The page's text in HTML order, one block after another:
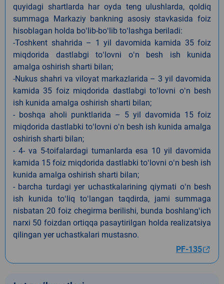
quyidagi shartlarda har oyda teng ulushlarda, qoldiq
summaga Markaziy bankning asosiy stavkasida foiz
hisoblagan holda boʻlib-boʻlib toʻlashga beriladi:
-Toshkent shahrida – 1 yil davomida kamida 35 foiz
miqdorida dastlabgi toʻlovni oʻn besh ish kunida
amalga oshirish sharti bilan;
-Nukus shahri va viloyat markazlarida – 3 yil davomida
kamida 35 foiz miqdorida dastlabgi toʻlovni oʻn besh
ish kunida amalga oshirish sharti bilan;
- boshqa aholi punktlarida – 5 yil davomida 15 foiz
miqdorida dastlabki toʻlovni oʻn besh ish kunida amalga
oshirish sharti bilan;
- 4- va 5-toifalardagi tumanlarda esa 10 yil davomida
kamida 15 foiz miqdorida dastlabki toʻlovni oʻn besh ish
kunida amalga oshirish sharti bilan;
- barcha turdagi yer uchastkalarining qiymati oʻn besh
ish kunida toʻliq toʻlangan taqdirda, jami summaga
nisbatan 20 foiz chegirma berilishi, bunda boshlangʻich
narxi 50 foizdan ortiqqa pasaytirilgan holda realizatsiya
qilingan yer uchastkalari mustasno.
PF-135